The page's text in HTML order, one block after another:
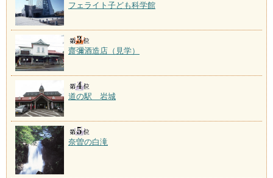
フェライト子ども科学館
齋彌酒造店（見学）
道の駅 岩城
奈曽の白滝